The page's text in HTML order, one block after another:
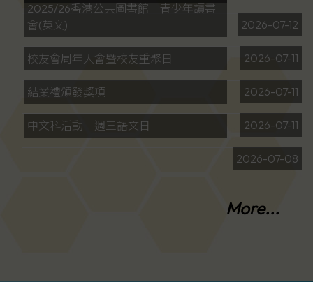
2026-07-12
2026-07-11
2025/26香港公共圖書館─青少年讀書
會(英文)
2026-07-11
校友會周年大會暨校友重聚日
2026-07-11
結業禮頒發獎項
2026-07-08
中文科活動 週三語文日
More...